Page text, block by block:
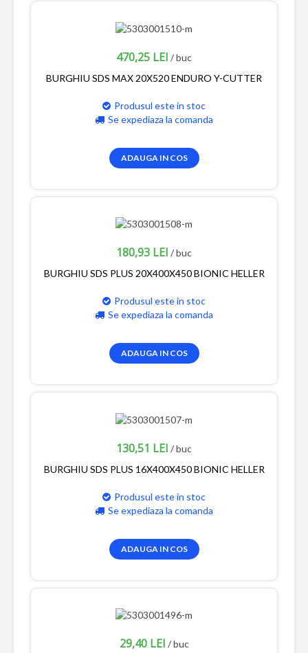
470,25 LEI / buc
BURGHIU SDS MAX 20X520 ENDURO Y-CUTTER
Produsul este in stoc
Se expediaza la comanda
ADAUGA IN COS
180,93 LEI / buc
BURGHIU SDS PLUS 20X400X450 BIONIC HELLER
Produsul este in stoc
Se expediaza la comanda
ADAUGA IN COS
130,51 LEI / buc
BURGHIU SDS PLUS 16X400X450 BIONIC HELLER
Produsul este in stoc
Se expediaza la comanda
ADAUGA IN COS
29,40 LEI / buc